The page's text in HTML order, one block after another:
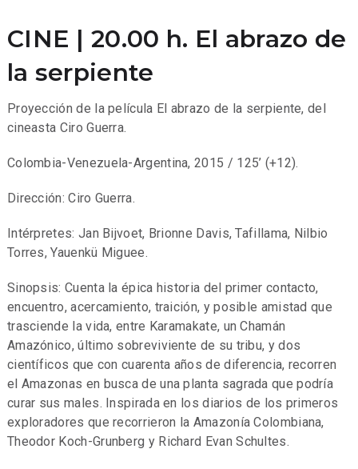
CINE | 20.00 h. El abrazo de
la serpiente
Proyección de la película El abrazo de la serpiente, del
cineasta Ciro Guerra.
Colombia-Venezuela-Argentina, 2015 / 125’ (+12).
Dirección: Ciro Guerra.
Intérpretes: Jan Bijvoet, Brionne Davis, Tafillama, Nilbio
Torres, Yauenkü Miguee.
Sinopsis: Cuenta la épica historia del primer contacto,
encuentro, acercamiento, traición, y posible amistad que
trasciende la vida, entre Karamakate, un Chamán
Amazónico, último sobreviviente de su tribu, y dos
científicos que con cuarenta años de diferencia, recorren
el Amazonas en busca de una planta sagrada que podría
curar sus males. Inspirada en los diarios de los primeros
exploradores que recorrieron la Amazonía Colombiana,
Theodor Koch-Grunberg y Richard Evan Schultes.